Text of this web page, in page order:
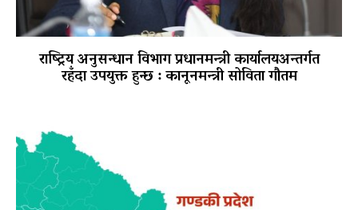
राष्ट्रिय अनुसन्धान विभाग प्रधानमन्त्री कार्यालयअन्तर्गत
रहँदा उपयुक्त हुन्छ : कानूनमन्त्री सोविता गौतम